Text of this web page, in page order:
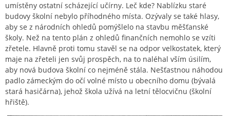
umístěny ostatní scházející učírny. Leč kde? Nablízku staré
budovy školní nebylo příhodného místa. Ozývaly se také hlasy,
aby se z národních ohledů pomýšlelo na stavbu měšťanské
školy. Než na tento plán z ohledů finančních nemohlo se vzíti
zřetele. Hlavně proti tomu stavěl se na odpor velkostatek, který
maje na zřeteli jen svůj prospěch, na to naléhal vším úsilím,
aby nová budova školní co nejméně stála. Nešťastnou náhodou
padlo zámeckým do očí volné místo u obecního domu (bývalá
stará hasičárna), jehož škola užívá na letní tělocvičnu (školní
hřiště).